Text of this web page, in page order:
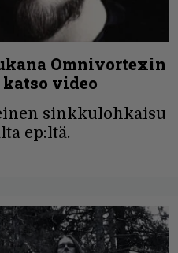
Omnivortexin
video
sinkkulohkaisu
ep:ltä.